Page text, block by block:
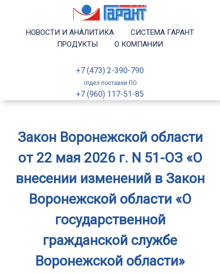
НОВОСТИ И АНАЛИТИКА
СИСТЕМА ГАРАНТ
ПРОДУКТЫ
О КОМПАНИИ
+7 (473) 2-390-790
отдел поставки ПО
+7 (960) 117-51-85
Закон Воронежской области
от 22 мая 2026 г. N 51-ОЗ «О
внесении изменений в Закон
Воронежской области «О
государственной
гражданской службе
Воронежской области»